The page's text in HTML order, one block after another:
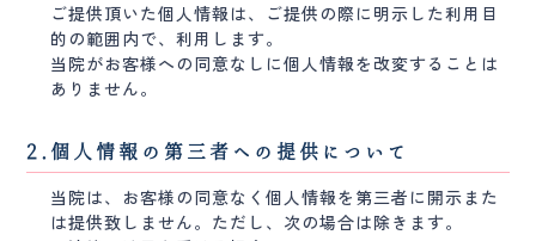
ご提供頂いた個人情報は、ご提供の際に明示した利用目
的の範囲内で、利用します。
当院がお客様への同意なしに個人情報を改変することは
ありません。
2.個人情報の第三者への提供について
当院は、お客様の同意なく個人情報を第三者に開示また
は提供致しません。ただし、次の場合は除きます。